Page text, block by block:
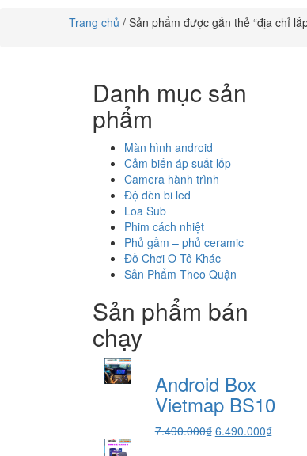
Trang chủ / Sản phẩm được gắn thẻ “địa chỉ
Danh mục sản
phẩm
Màn hình android
Cảm biến áp suất lốp
Camera hành trình
Độ đèn bi led
Loa Sub
Phim cách nhiệt
Phủ gầm – phủ ceramic
Đồ Chơi Ô Tô Khác
Sản Phẩm Theo Quận
Sản phẩm bán
chạy
Android Box
Vietmap BS10
7.490.000₫ Giá
6.490.000₫Giá